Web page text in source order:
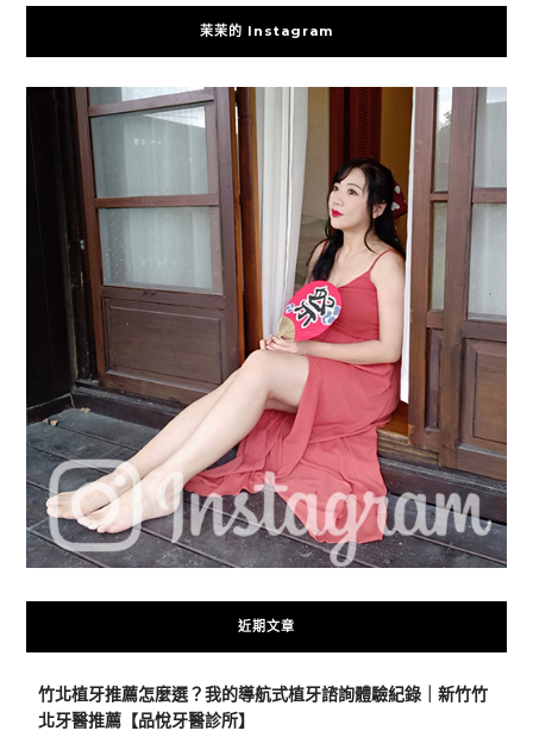
茉茉的 Instagram
近期文章
竹北植牙推薦怎麼選？我的導航式植牙諮詢體驗紀錄｜新竹竹
北牙醫推薦【品悅牙醫診所】